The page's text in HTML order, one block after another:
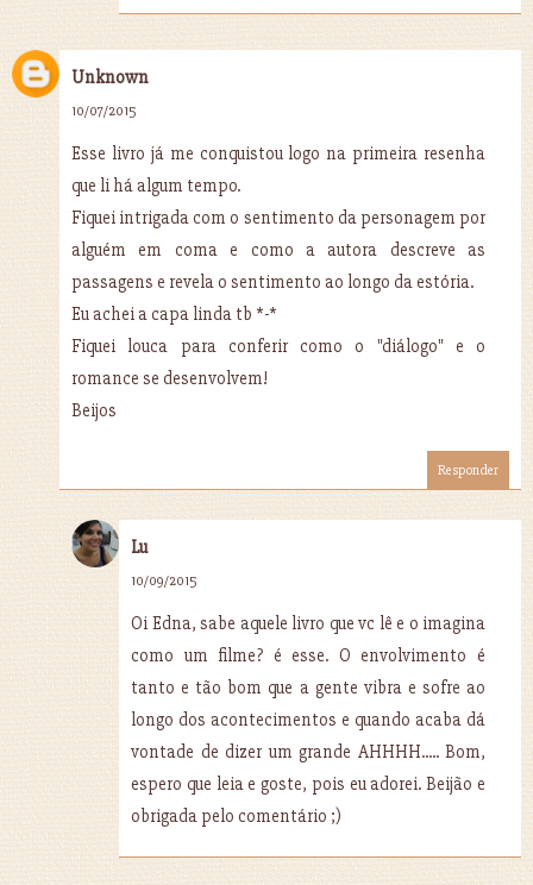
Unknown
10/07/2015
Esse livro já me conquistou logo na primeira resenha
que li há algum tempo.
Fiquei intrigada com o sentimento da personagem por
alguém em coma e como a autora descreve as
passagens e revela o sentimento ao longo da estória.
Eu achei a capa linda tb *-*
Fiquei louca para conferir como o "diálogo" e o
romance se desenvolvem!
Beijos
Responder
Lu
10/09/2015
Oi Edna, sabe aquele livro que vc lê e o imagina
como um filme? é esse. O envolvimento é
tanto e tão bom que a gente vibra e sofre ao
longo dos acontecimentos e quando acaba dá
vontade de dizer um grande AHHHH..... Bom,
espero que leia e goste, pois eu adorei. Beijão e
obrigada pelo comentário ;)